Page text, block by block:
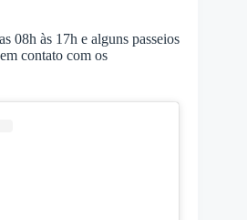
08h às 17h e alguns passeios
contato com os